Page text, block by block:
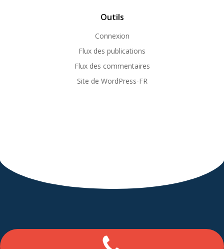
Outils
Connexion
Flux des publications
Flux des commentaires
Site de WordPress-FR